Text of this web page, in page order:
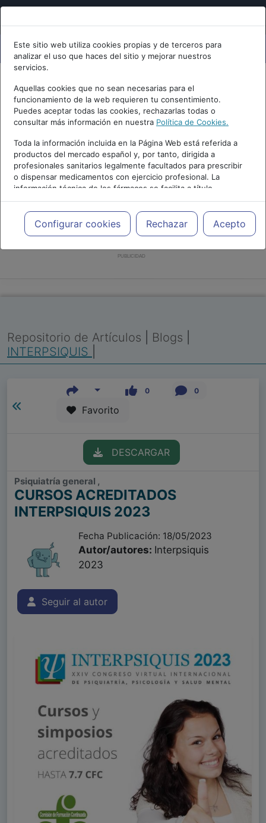
Este sitio web utiliza cookies propias y de terceros para
analizar el uso que haces del sitio y mejorar nuestros
servicios.
Aquellas cookies que no sean necesarias para el
funcionamiento de la web requieren tu consentimiento.
Puedes aceptar todas las cookies, rechazarlas todas o
consultar más información en nuestra Política de Cookies.
Toda la información incluida en la Página Web está referida a
productos del mercado español y, por tanto, dirigida a
profesionales sanitarios legalmente facultados para prescribir
o dispensar medicamentos con ejercicio profesional. La
información técnica de los fármacos se facilita a título
meramente informativo, siendo responsabilidad de los
profesionales facultados prescribir medicamentos y decidir, en
cada caso concreto, el tratamiento más adecuado a las
necesidades del paciente.
Configurar cookies Rechazar Acepto
PUBLICIDAD
Repositorio de Artículos Blogs
INTERPSIQUIS
0 0
Favorito
DESCARGAR
Psiquiatría general ,
CURSOS ACREDITADOS
INTERPSIQUIS 2023
Fecha Publicación: 18/05/2023
Autor/autores: Interpsiquis
2023
Seguir al autor